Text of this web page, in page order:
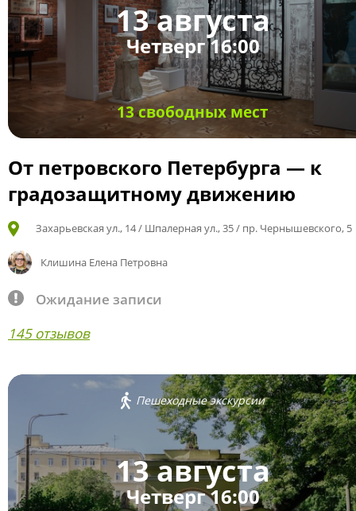
13 августа
Четверг 16:00
13 свободных мест
От петровского Петербурга — к
градозащитному движению
Захарьевская ул., 14 / Шпалерная ул., 35 / пр. Чернышевского, 5
Клишина Елена Петровна
Ожидание записи
145 отзывов
Пешеходные экскурсии
13 августа
Четверг 16:00